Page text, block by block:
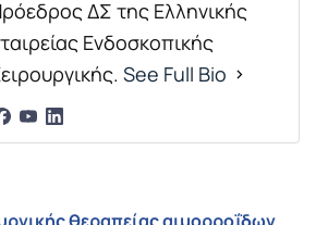
ΔΣ της Ελληνικής
Ενδοσκοπικής
See Full Bio